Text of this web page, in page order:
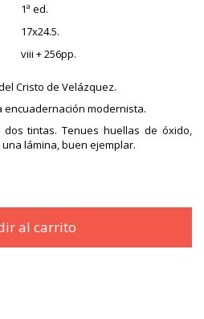
1ª ed.
17x24.5.
viii + 256pp.
Cristo de Velázquez.
modernista.
tintas. Tenues huellas de óxido,
lámina, buen ejemplar.
al carrito